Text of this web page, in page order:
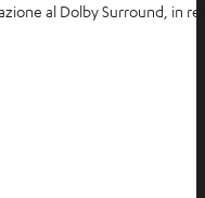
al Dolby Surround, in